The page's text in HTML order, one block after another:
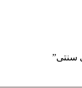
سنتی”